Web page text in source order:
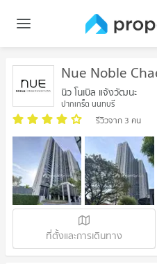
Nue Noble
นิว โนเบิล แจ้งวัฒนะ
ปากเกร็ด นนทบุรี
รีวิวจาก 3 คน
ที่ตั้งและการเดินทาง